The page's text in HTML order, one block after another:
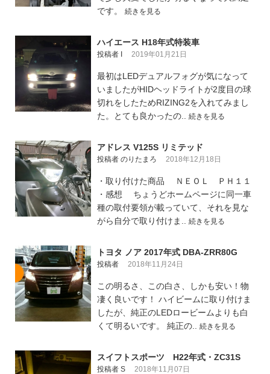
です。 続きを見る
ハイエース H18年式特装車
投稿者 I 2019年01月21日
最初はLEDデュアルフォグが気になって
いましたがHIDヘッドライトが2度目の球
切れをしたためRIZING2を入れてみまし
た。とても良かったの.. 続きを見る
アドレス V125S リミテッド
投稿者 のりたまろ 2018年12月18日
・取り付けた商品 ＮＥＯＬ ＰＨ１１
・感想 ちょうどホームページに同一車
種の取付要領が載っていて、それを見な
がら自分で取り付けま.. 続きを見る
トヨタ ノア 2017年式 DBA-ZRR80G
投稿者 2018年11月24日
この明るさ、この白さ、しかも安い！物
凄く良いです！ ハイビームに取り付けま
したが、純正のLEDロービームよりも白
くて明るいです。 純正の.. 続きを見る
スイフトスポーツ H22年式・ZC31S
投稿者 S 2018年11月07日